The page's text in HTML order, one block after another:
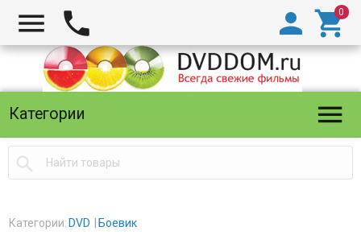
  

Категории 

Категории: DVD Боевик